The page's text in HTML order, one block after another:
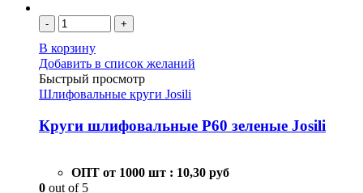
- +
В корзину
Добавить в список желаний
Быстрый просмотр
Шлифовальные круги Josili
Круги шлифовальные Р60 зеленые Josili
ОПТ от 1000 шт : 10,30 руб
0 out of 5